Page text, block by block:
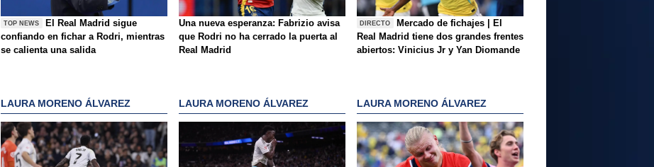
TOP NEWS
El Real Madrid sigue
confiando en fichar a Rodri, mientras
se calienta una salida
Una nueva esperanza: Fabrizio avisa
que Rodri no ha cerrado la puerta al
Real Madrid
DIRECTO
Mercado de fichajes | El
Real Madrid tiene dos grandes frentes
abiertos: Vinicius Jr y Yan Diomande
LAURA MORENO ÁLVAREZ LAURA MORENO ÁLVAREZ LAURA MORENO ÁLVAREZ